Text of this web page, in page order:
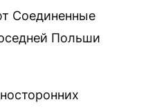
Соединенные
Польши